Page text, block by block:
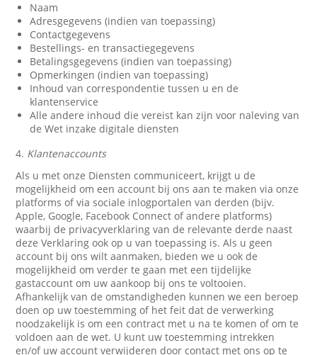
Naam
Adresgegevens (indien van toepassing)
Contactgegevens
Bestellings- en transactiegegevens
Betalingsgegevens (indien van toepassing)
Opmerkingen (indien van toepassing)
Inhoud van correspondentie tussen u en de
klantenservice
Alle andere inhoud die vereist kan zijn voor naleving van
de Wet inzake digitale diensten
4. Klantenaccounts
Als u met onze Diensten communiceert, krijgt u de
mogelijkheid om een account bij ons aan te maken via onze
platforms of via sociale inlogportalen van derden (bijv.
Apple, Google, Facebook Connect of andere platforms)
waarbij de privacyverklaring van de relevante derde naast
deze Verklaring ook op u van toepassing is. Als u geen
account bij ons wilt aanmaken, bieden we u ook de
mogelijkheid om verder te gaan met een tijdelijke
gastaccount om uw aankoop bij ons te voltooien.
Afhankelijk van de omstandigheden kunnen we een beroep
doen op uw toestemming of het feit dat de verwerking
noodzakelijk is om een contract met u na te komen of om te
voldoen aan de wet. U kunt uw toestemming intrekken
en/of uw account verwijderen door contact met ons op te